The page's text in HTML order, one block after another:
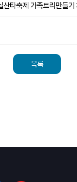
타축제 가족트리만들기
목록